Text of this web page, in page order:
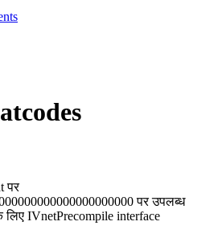
पर
पर उपलब्ध
IVnetPrecompile interface